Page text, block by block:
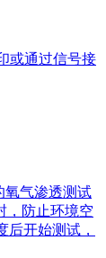
或通过信号接
氧气渗透测试
，防止环境空
开始测试，